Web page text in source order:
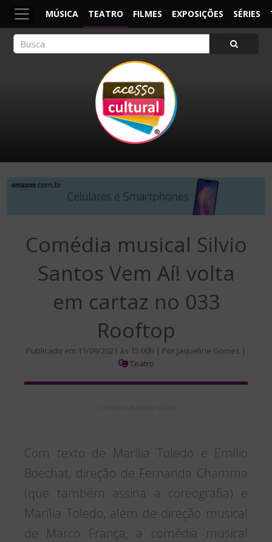
MÚSICA TEATRO FILMES EXPOSIÇÕES SÉRIES
Comédia musical Silvio
Santos Vem Aí! volta
em cartaz no 033
Rooftop
Publicado em 11/09/2021 às 15:00h | Por Jaqueline Gomes |
Teatro
Com texto de Marília Toledo e Emílio
Boechat, direção de Fernanda Chamma
(que também assina a coreografia) e
Marília Toledo, além de direção musical
de Marco França, a comédia musical